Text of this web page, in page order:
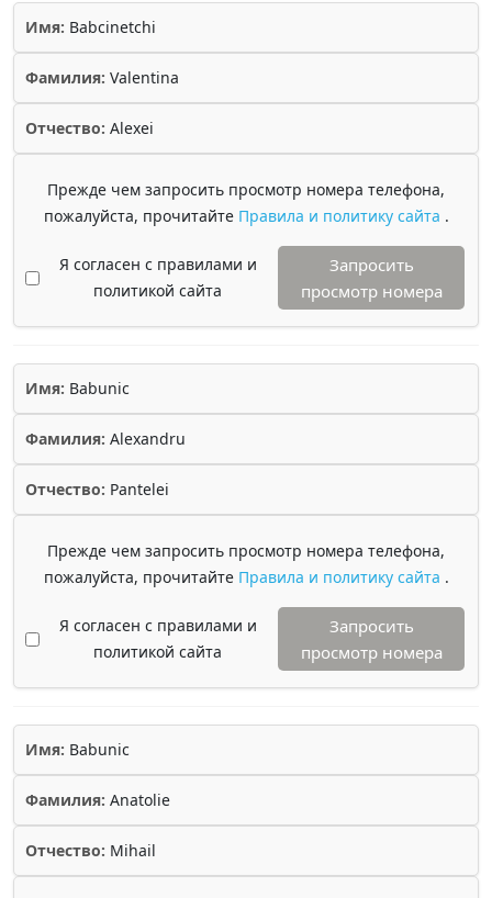
Имя: Babcinetchi
Фамилия: Valentina
Отчество: Alexei
Прежде чем запросить просмотр номера телефона,
пожалуйста, прочитайте Правила и политику сайта .
Я согласен с правилами и
политикой сайта
Запросить
просмотр номера
Имя: Babunic
Фамилия: Alexandru
Отчество: Pantelei
Прежде чем запросить просмотр номера телефона,
пожалуйста, прочитайте Правила и политику сайта .
Я согласен с правилами и
политикой сайта
Запросить
просмотр номера
Имя: Babunic
Фамилия: Anatolie
Отчество: Mihail